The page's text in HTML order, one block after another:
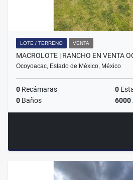
LOTE / TERRENO VENTA
MACROLOTE | RANCHO EN VENTA
Ocoyoacac, Estado de México, México
0 Recámaras 0
0 Baños 6000